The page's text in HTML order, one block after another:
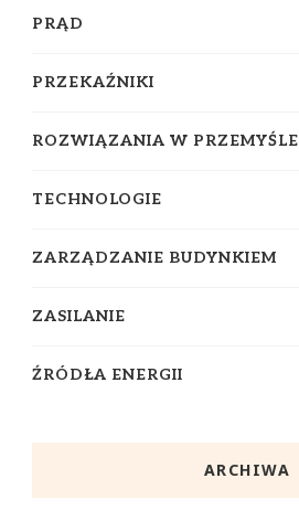
PRĄD
PRZEKAŹNIKI
ROZWIĄZANIA W PRZEMYŚLE
TECHNOLOGIE
ZARZĄDZANIE BUDYNKIEM
ZASILANIE
ŹRÓDŁA ENERGII
ARCHIWA